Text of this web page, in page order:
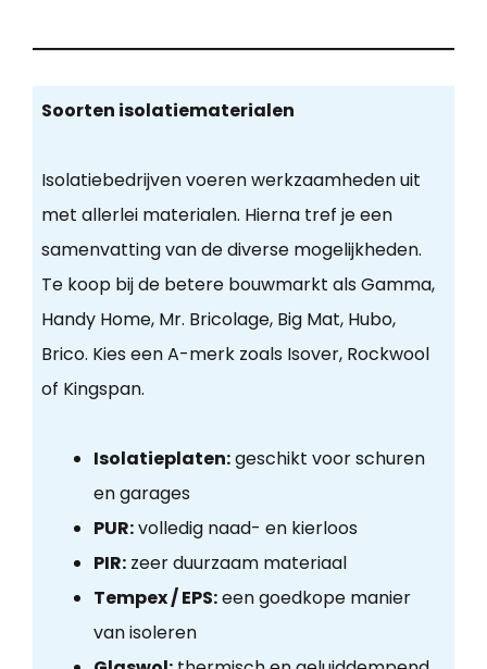
Soorten isolatiematerialen
Isolatiebedrijven voeren werkzaamheden uit
met allerlei materialen. Hierna tref je een
samenvatting van de diverse mogelijkheden.
Te koop bij de betere bouwmarkt als Gamma,
Handy Home, Mr. Bricolage, Big Mat, Hubo,
Brico. Kies een A-merk zoals Isover, Rockwool
of Kingspan.
Isolatieplaten:geschikt voor schuren
en garages
PUR:volledig naad- en kierloos
PIR:zeer duurzaam materiaal
Tempex / EPS:een goedkope manier
van isoleren